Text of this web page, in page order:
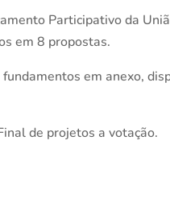
Participativo da
em 8 propostas.
em anexo,
de projetos a votação.